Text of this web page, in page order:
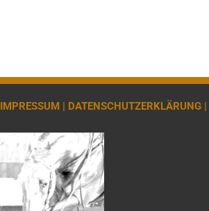
IMPRESSUM | DATENSCHUTZERKLÄRUNG |